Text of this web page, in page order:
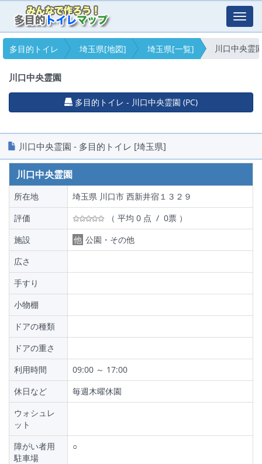
多目的トイレ
埼玉県[地図] 埼玉県[一覧] 川口中央霊
川口中央霊園
多目的トイレ - 川口中央霊園 (PC)
川口中央霊園 - 多目的トイレ [埼玉県]
川口中央霊園
所在地
埼玉県 川口市 西新井宿１３２９
評価
（ 平均 0 点 / 0票 ）
施設
他 公園・その他
広さ
手すり
小物棚
ドアの種類
ドアの重さ
利用時間
09:00 ～ 17:00
休日など
毎週木曜休園
ウォシュレ
ット
障がい者用
駐車場
○